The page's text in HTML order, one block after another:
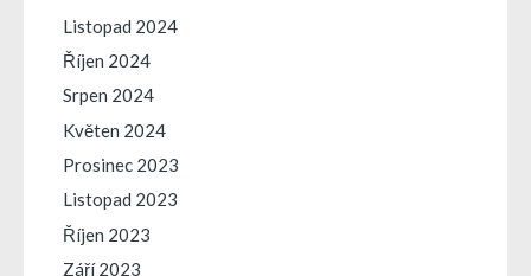
Listopad 2024
Říjen 2024
Srpen 2024
Květen 2024
Prosinec 2023
Listopad 2023
Říjen 2023
Září 2023